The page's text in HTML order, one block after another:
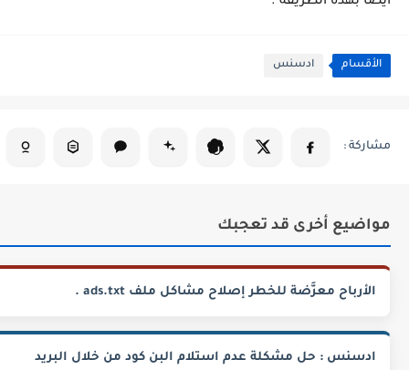
الأقسام ادسنس
مواضيع أخرى قد تعجبك
الأرباح معرَّضة للخطر إصلاح مشاكل ملف ads.txt .
ادسنس : حل مشكلة عدم استلام البن كود من خلال البريد